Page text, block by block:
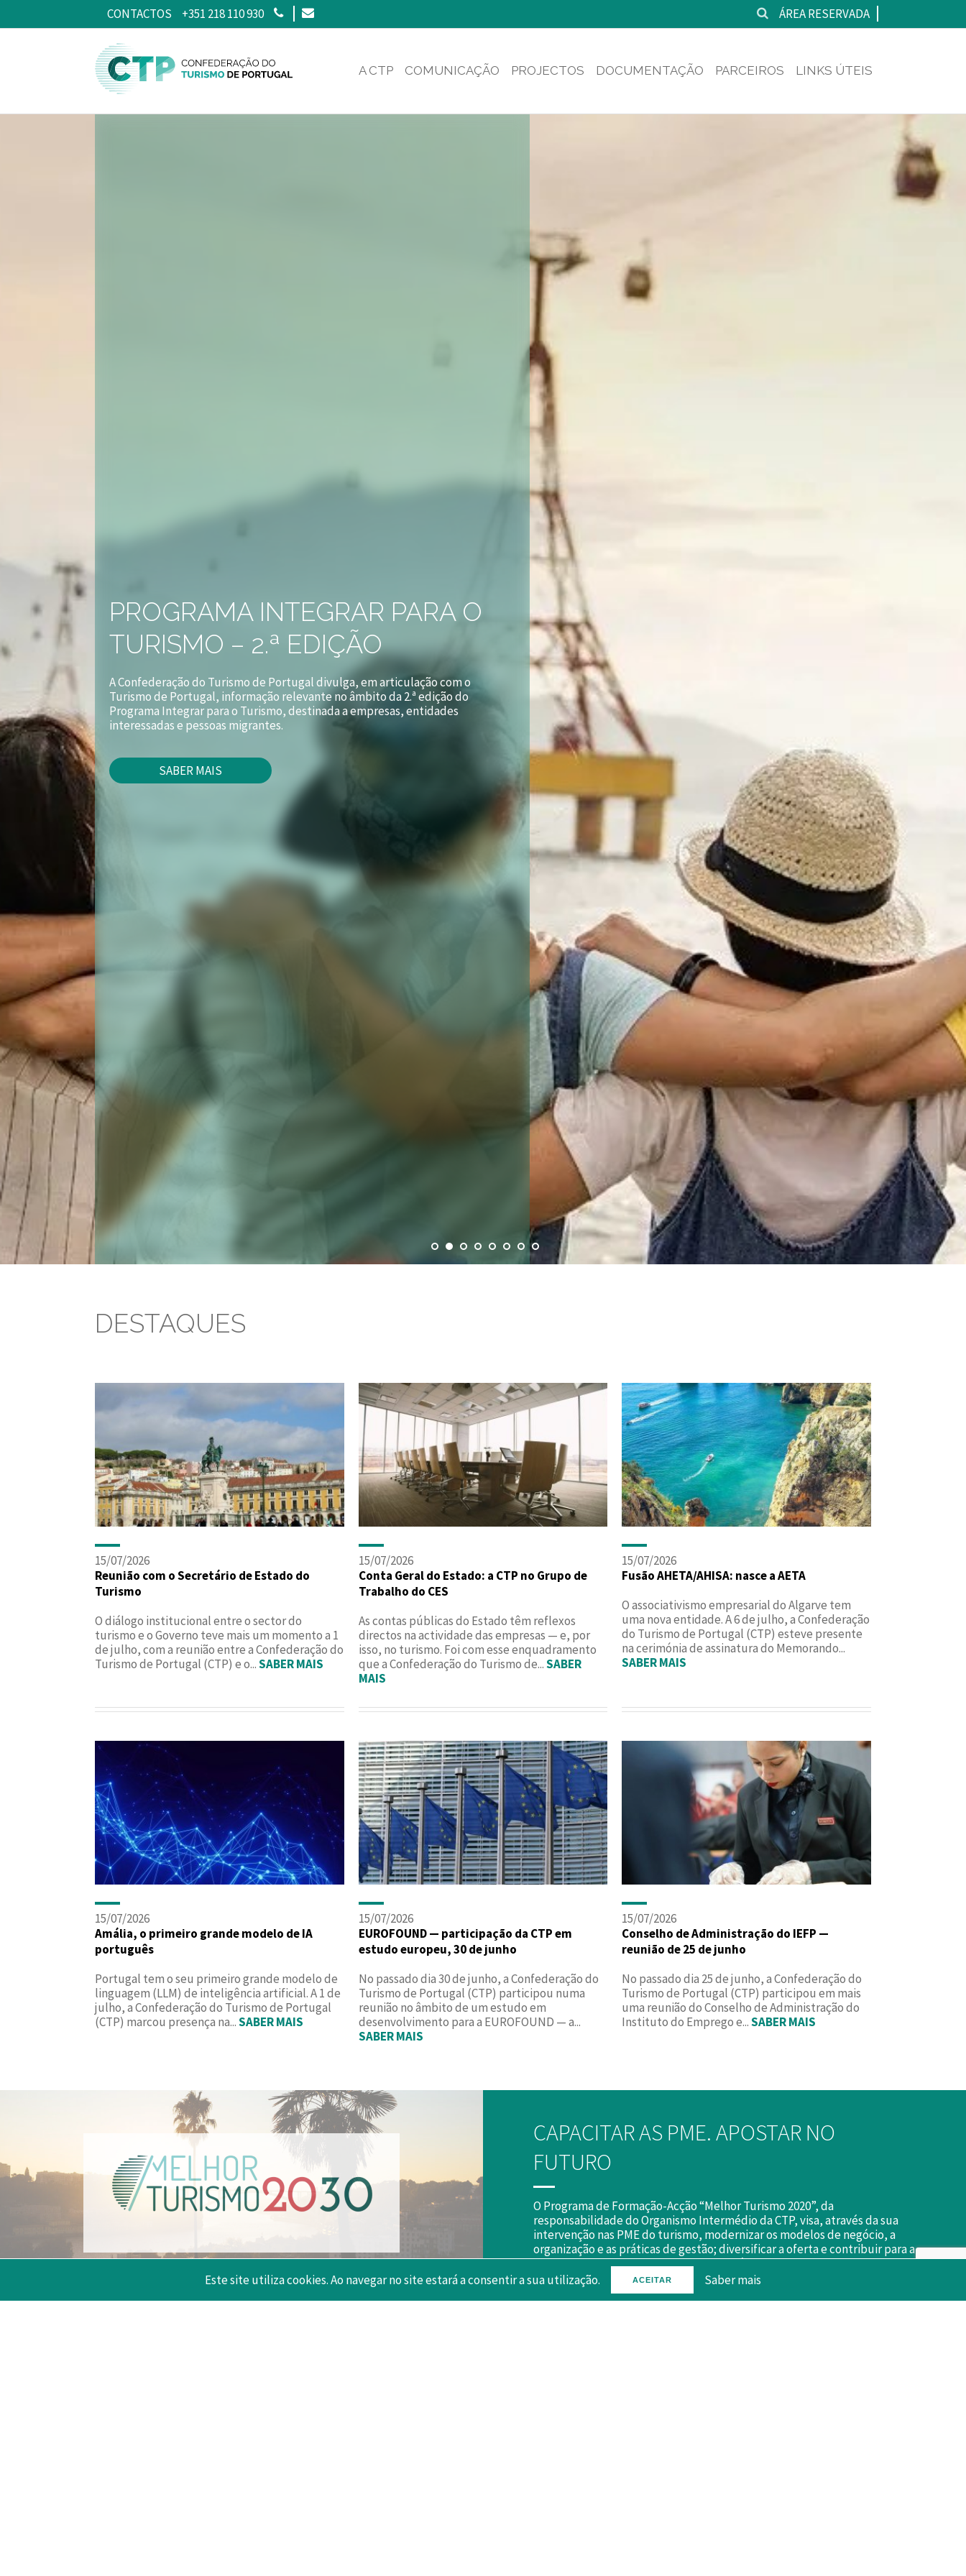
CONTACTOS +351 218 110 930 ÁREA RESERVADA
A CTP COMUNICAÇÃO PROJECTOS DOCUMENTAÇÃO PARCEIROS LINKS ÚTEIS
PROGRAMA INTEGRAR PARA O
TURISMO – 2.ª EDIÇÃO
A Confederação do Turismo de Portugal divulga, em articulação com o
Turismo de Portugal, informação relevante no âmbito da 2.ª edição do
Programa Integrar para o Turismo, destinada a empresas, entidades
interessadas e pessoas migrantes.
SABER MAIS
DESTAQUES
15/07/2026
Reunião com o Secretário de Estado do
Turismo
O diálogo institucional entre o sector do
turismo e o Governo teve mais um momento a 1
de julho, com a reunião entre a Confederação do
Turismo de Portugal (CTP) e o...SABER MAIS
15/07/2026
Conta Geral do Estado: a CTP no Grupo de
Trabalho do CES
As contas públicas do Estado têm reflexos
directos na actividade das empresas — e, por
isso, no turismo. Foi com esse enquadramento
que a Confederação do Turismo de...SABER
MAIS
15/07/2026
Fusão AHETA/AHISA: nasce a AETA
O associativismo empresarial do Algarve tem
uma nova entidade. A 6 de julho, a Confederação
do Turismo de Portugal (CTP) esteve presente
na cerimónia de assinatura do Memorando...
SABER MAIS
15/07/2026
Amália, o primeiro grande modelo de IA
português
Portugal tem o seu primeiro grande modelo de
linguagem (LLM) de inteligência artificial. A 1 de
julho, a Confederação do Turismo de Portugal
(CTP) marcou presença na...SABER MAIS
15/07/2026
EUROFOUND — participação da CTP em
estudo europeu, 30 de junho
No passado dia 30 de junho, a Confederação do
Turismo de Portugal (CTP) participou numa
reunião no âmbito de um estudo em
desenvolvimento para a EUROFOUND — a...
SABER MAIS
15/07/2026
Conselho de Administração do IEFP —
reunião de 25 de junho
No passado dia 25 de junho, a Confederação do
Turismo de Portugal (CTP) participou em mais
uma reunião do Conselho de Administração do
Instituto do Emprego e...SABER MAIS
CAPACITAR AS PME. APOSTAR NO
FUTURO
O Programa de Formação-Acção “Melhor Turismo 2020”, da
responsabilidade do Organismo Intermédio da CTP, visa, através da sua
intervenção nas PME do turismo, modernizar os modelos de negócio, a
organização e as práticas de gestão; diversificar a oferta e contribuir para a
afirmação de Portugal como destino turístico de...SABER MAIS
Este site utiliza cookies. Ao navegar no site estará a consentir a sua utilização. ACEITAR Saber mais